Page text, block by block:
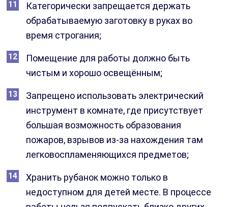
Категорически запрещается держать
обрабатываемую заготовку в руках во
время строгания;
Помещение для работы должно быть
чистым и хорошо освещённым;
Запрещено использовать электрический
инструмент в комнате, где присутствует
большая возможность образования
пожаров, взрывов из-за нахождения там
легковоспламеняющихся предметов;
Хранить рубанок можно только в
недоступном для детей месте. В процессе